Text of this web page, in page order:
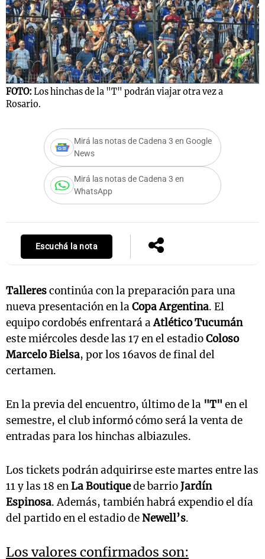
FOTO: Los hinchas de la "T" podrán viajar otra vez a
Rosario.
Mirá las notas de Cadena 3 en Google
News
Mirá las notas de Cadena 3 en
WhatsApp
Escuchá la nota
Tallerescontinúa con la preparación para una
nueva presentación en laCopa Argentina. El
equipo cordobés enfrentará aAtlético Tucumán
este miércoles desde las 17 en el estadioColoso
Marcelo Bielsa, por los 16avos de final del
certamen.
En la previa del encuentro, último de la "T" en el
semestre, el club informó cómo será la venta de
entradas para los hinchas albiazules.
Los tickets podrán adquirirse este martes entre las
11 y las 18 enLa Boutiquede barrioJardín
Espinosa. Además, también habrá expendio el día
del partido en el estadio deNewell’s.
Los valores confirmados son: